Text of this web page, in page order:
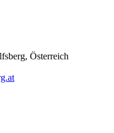
Österreich